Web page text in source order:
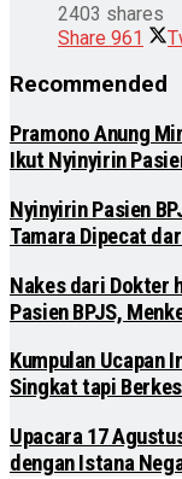
2403 shares
Share 961
Recommended
Pramono Anung
Ikut Nyinyirin
Nyinyirin Pasien
Tamara Dipecat
Nakes dari Dokter
Pasien BPJS,
Kumpulan Ucapan
Singkat tapi
Upacara 17
dengan Istana